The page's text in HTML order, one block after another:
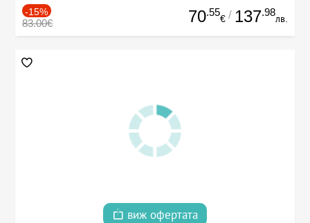
-15%
83.00€ 70.55
€ / 137.98
лв.
виж офертата